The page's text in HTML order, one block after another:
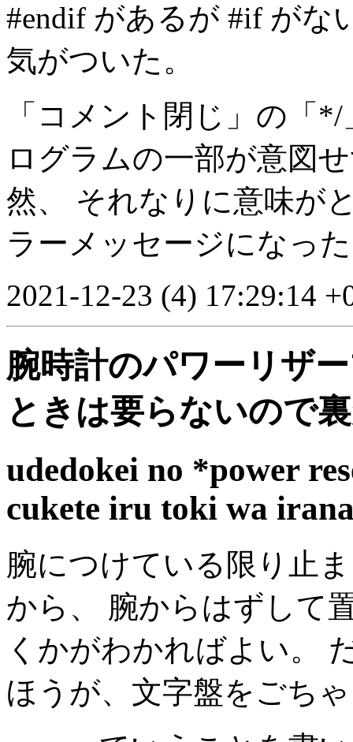
#endif があるが #if がな
気がついた。
「コメント閉じ」の「
ログラムの一部が意図
然、 それなりに意味が
ラーメッセージになっ
2021-12-23 (4) 17:29:14
腕時計のパワーリザ
ときは要らないので
udedokei no *power
cukete iru toki wa
腕につけている限り止
から、 腕からはずして
くかがわかればよい。
ほうが、文字盤をごち